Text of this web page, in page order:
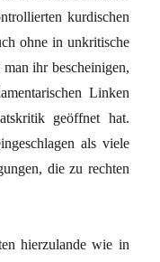
kurdischen
ohne in unkritische
ihr bescheinigen,
Linken
geöffnet hat.
als viele
die zu rechten
hierzulande wie in